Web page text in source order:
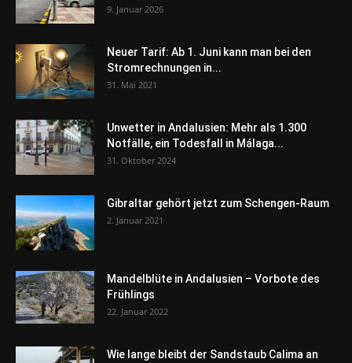
9. Januar 2026
Neuer Tarif: Ab 1. Juni kann man bei den
Stromrechnungen in...
31. Mai 2021
Unwetter in Andalusien: Mehr als 1.300
Notfälle, ein Todesfall in Málaga...
31. Oktober 2024
Gibraltar gehört jetzt zum Schengen-Raum
2. Januar 2021
Mandelblüte in Andalusien – Vorbote des
Frühlings
22. Januar 2022
Wie lange bleibt der Sandstaub Calima an